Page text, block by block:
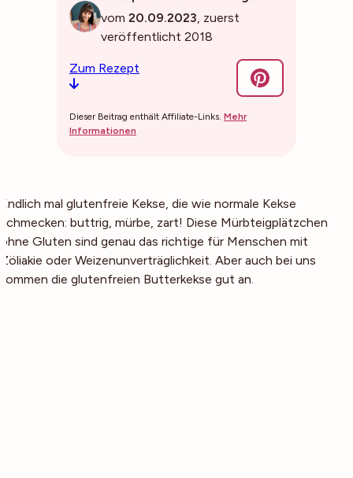
vom 20.09.2023, zuerst
veröffentlicht 2018
Zum Rezept
Dieser Beitrag enthält Affiliate-Links. Mehr
Informationen
Endlich mal glutenfreie Kekse, die wie normale Kekse
schmecken: buttrig, mürbe, zart! Diese Mürbteigplätzchen
ohne Gluten sind genau das richtige für Menschen mit
Zöliakie oder Weizenunverträglichkeit. Aber auch bei uns
kommen die glutenfreien Butterkekse gut an.